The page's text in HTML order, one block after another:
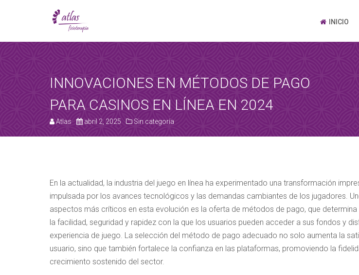
INICIO
INNOVACIONES EN MÉTODOS DE PAGO
PARA CASINOS EN LÍNEA EN 2024
Atlas abril 2, 2025 Sin categoría
En la actualidad, la industria del juego en línea ha experimentado una transformación
impulsada por los avances tecnológicos y las demandas cambiantes de los jugadores.
aspectos más críticos en esta evolución es la oferta de métodos de pago, que determina
la facilidad, seguridad y rapidez con la que los usuarios pueden acceder a sus fondos y
experiencia de juego. La selección del método de pago adecuado no solo aumenta la
usuario, sino que también fortalece la confianza en las plataformas, promoviendo la
crecimiento sostenido del sector.